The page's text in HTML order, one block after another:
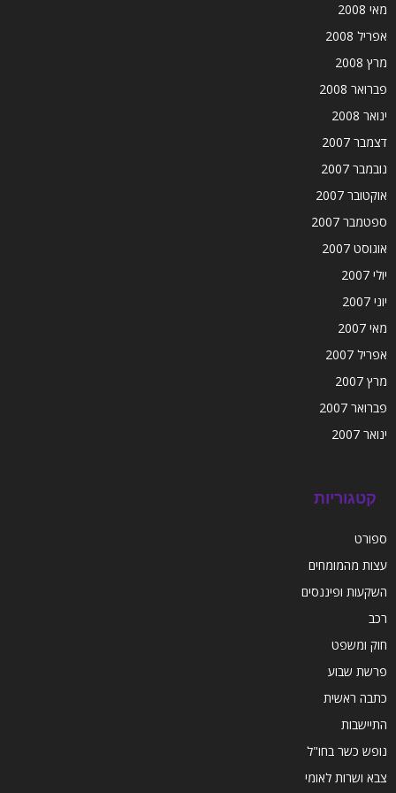
מאי 2008
אפריל 2008
מרץ 2008
פברואר 2008
ינואר 2008
דצמבר 2007
נובמבר 2007
אוקטובר 2007
ספטמבר 2007
אוגוסט 2007
יולי 2007
יוני 2007
מאי 2007
אפריל 2007
מרץ 2007
פברואר 2007
ינואר 2007
קטגוריות
ספורט
עצות מהמומחים
השקעות ופיננסים
רכב
חוק ומשפט
פרשת שבוע
כתבה ראשית
התיישבות
נופש כשר בחו"ל
צבא ושרות לאומי